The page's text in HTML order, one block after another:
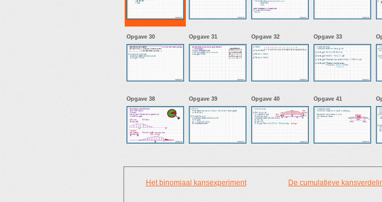
Opgave 30 Opgave 31 Opgave 32 Opgave 33
Opgave 38 Opgave 39 Opgave 40 Opgave 41
Het binomiaal kansexperiment De cumulatieve